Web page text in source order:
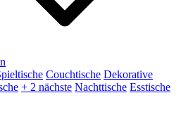
Couchtische Dekorative
+ 2 nächste Nachttische Esstische